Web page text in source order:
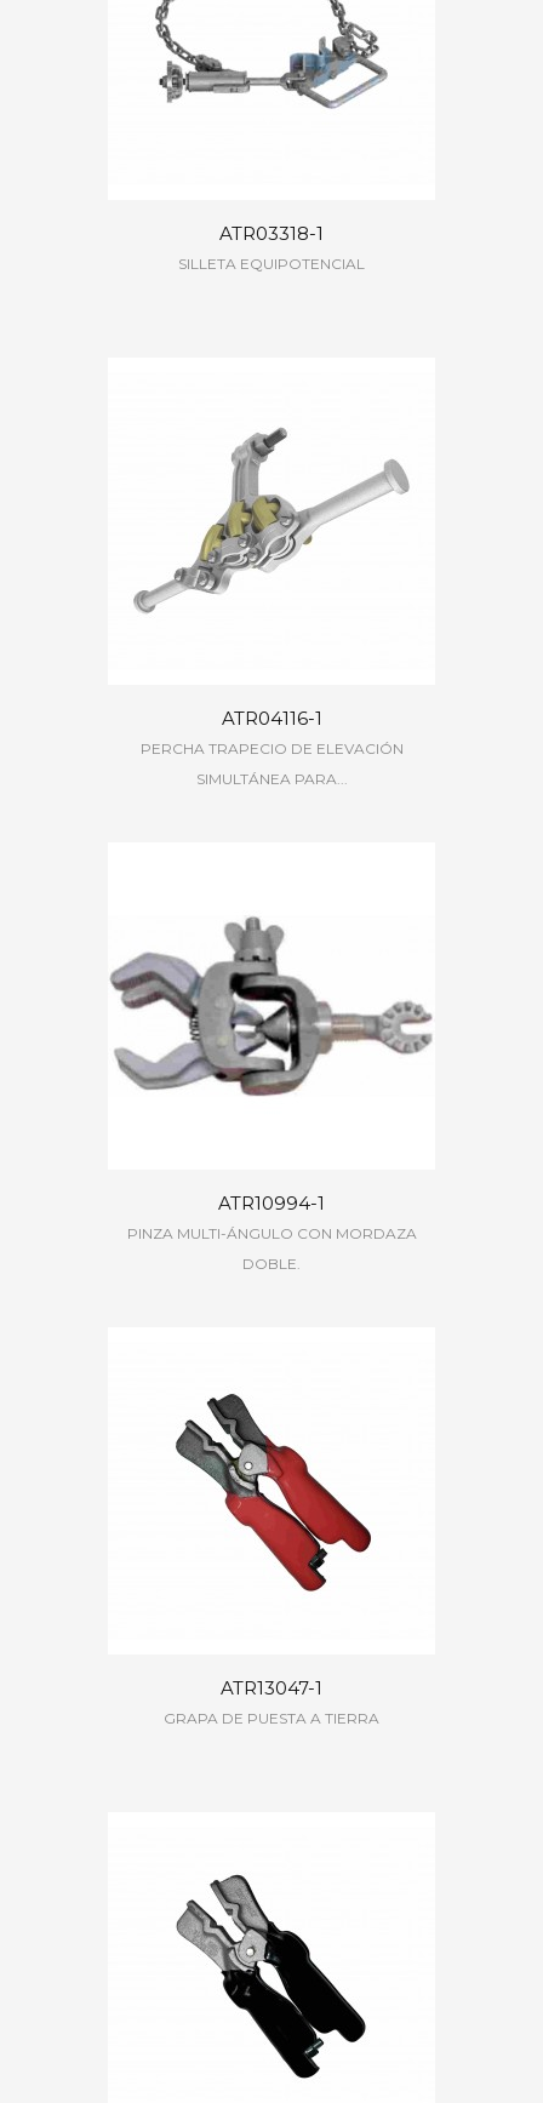
ATR03318-1
SILLETA EQUIPOTENCIAL
ATR04116-1
PERCHA TRAPECIO DE ELEVACIÓN
SIMULTÁNEA PARA...
ATR10994-1
PINZA MULTI-ÁNGULO CON MORDAZA
DOBLE.
ATR13047-1
GRAPA DE PUESTA A TIERRA